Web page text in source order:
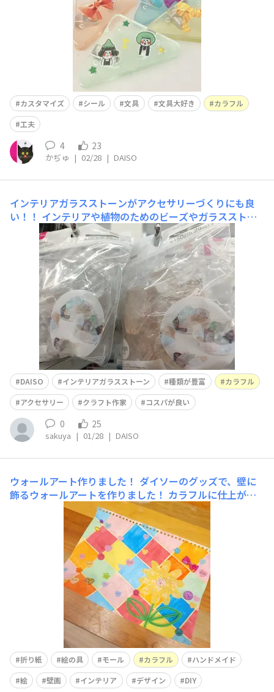
カスタマイズ シール 文具 文具大好き
カラフル
工夫
4 23
かぢゅ | 02/28 | DAISO
インテリアガラスストーンがアクセサリーづくりにも良
い！！ インテリアや植物のためのビーズやガラスストー
ンなどは沢山ありますが、今回はインテリアガラスストー
ンを見つけました。 以前はアロマディフューザー用の原
石も紹介しましたが、あちらは大きくてゴロゴロしてい
て、何より天然石だからこその価値がありました
が…。 こちらはガラス。さらに１つずつ
DAISO インテリアガラスストーン 種類が豊富
カラフル
アクセサリー
クラフト作家 コスパが良い
0 25
sakuya | 01/28 | DAISO
ウォールアート作りました！ ダイソーのグッズで、壁に
飾るウォールアートを作りました！ カラフルに仕上がり
ました～！どうでしょうか？https://x.com/kakinome_d
折り紙 絵の具 モール カラフル
ハンドメイド
絵
壁画 インテリア デザイン DIY